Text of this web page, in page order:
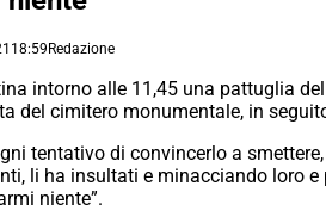
18:59Redazione
intorno alle 11,45 una pattuglia
del cimitero monumentale, in
tentativo di convincerlo a
li ha insultati e minacciando loro
niente”.